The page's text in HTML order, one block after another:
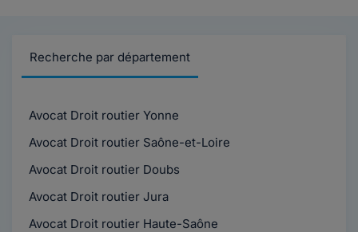
Recherche par département
Avocat Droit routier Yonne
Avocat Droit routier Saône-et-Loire
Avocat Droit routier Doubs
Avocat Droit routier Jura
Avocat Droit routier Haute-Saône